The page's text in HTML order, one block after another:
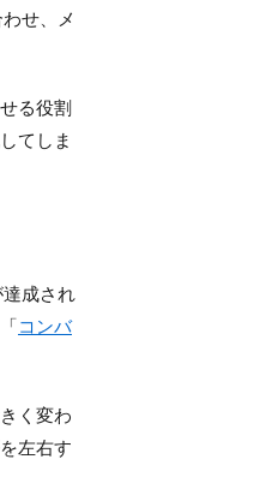
せ、メ
る役割
てしま
成され
コンバ
く変わ
左右す